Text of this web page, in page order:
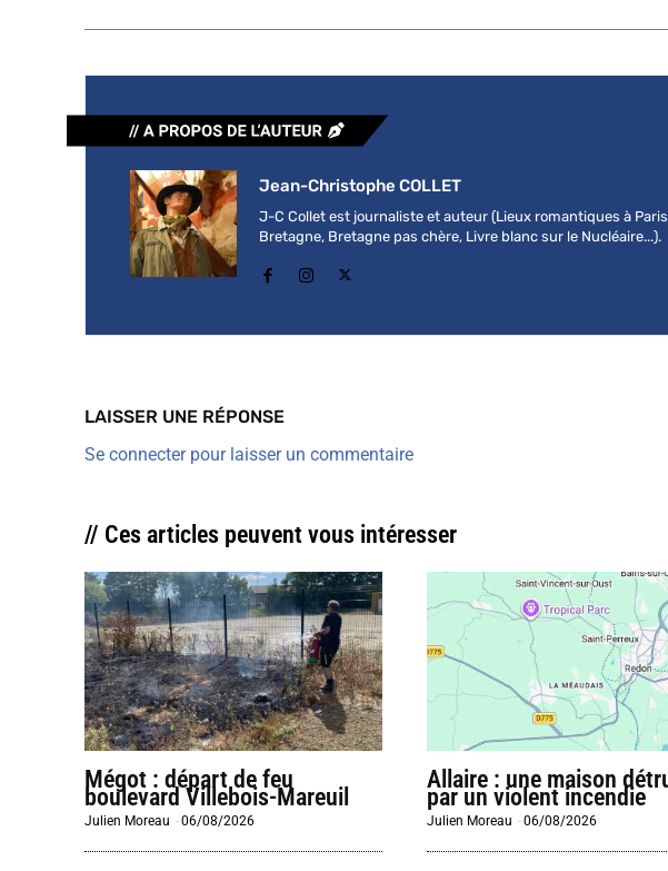
Jean-Christophe COLLET
J-C Collet est journaliste et auteur (Lieux romantiques à
Bretagne, Bretagne pas chère, Livre blanc sur le Nucléaire...).
LAISSER UNE RÉPONSE
Se connecter pour laisser un commentaire
// Ces articles peuvent vous intéresser
Mégot : départ de feu
boulevard Villebois-Mareuil
Julien Moreau -06/08/2026
Allaire : une maison
par un violent incendie
Julien Moreau -06/08/2026